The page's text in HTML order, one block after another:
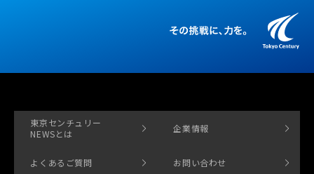
東京センチュリー
NEWSとは
企業情報
よくあるご質問 お問い合わせ